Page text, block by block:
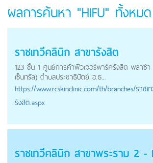
ผลการค้นหา "HIFU" ทั้งหมด
ราชเทวีคลินิก สาขารังสิต
123 ชั้น 1 ศูนย์การค้าฟิวเจอร์พาร์ครังสิต พลาซ่า
เซ็นทรัล) ตำบลประชาธิปัตย์ อ.ธ...
https://www.rcskinclinic.com/th/branches/ราชเ
รังสิต.aspx
ราชเทวีคลินิก สาขาพระราม 2 -